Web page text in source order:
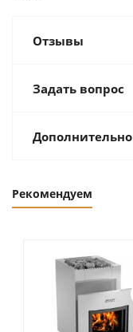
Отзывы
Задать вопрос
Дополнительно
Рекомендуем